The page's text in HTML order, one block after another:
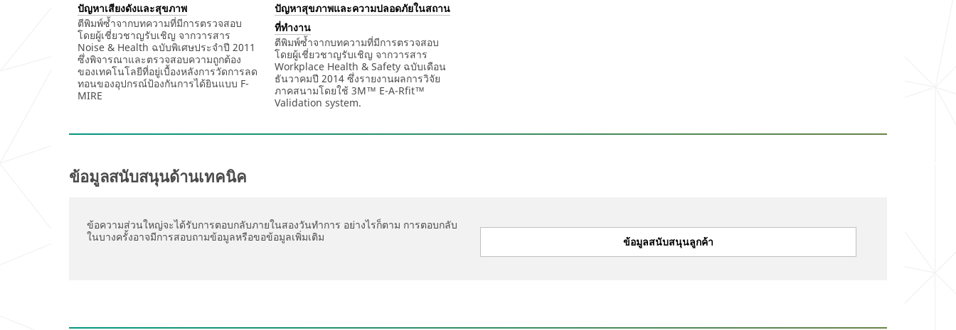
ปัญหาเสียงดังและสุขภาพ
ตีพิมพ์ซ้ำจากบทความที่มีการตรวจสอบ
โดยผู้เชี่ยวชาญรับเชิญ จากวารสาร
Noise & Health ฉบับพิเศษประจำปี 2011
ซึ่งพิจารณาและตรวจสอบความถูกต้อง
ของเทคโนโลยีที่อยู่เบื้องหลังการวัดการลด
ทอนของอุปกรณ์ป้องกันการได้ยินแบบ F-
MIRE
ปัญหาสุขภาพและความปลอดภัยในสถาน
ที่ทำงาน
ตีพิมพ์ซ้ำจากบทความที่มีการตรวจสอบ
โดยผู้เชี่ยวชาญรับเชิญ จากวารสาร
Workplace Health & Safety ฉบับเดือน
ธันวาคมปี 2014 ซึ่งรายงานผลการวิจัย
ภาคสนามโดยใช้ 3M™ E-A-Rfit™
Validation system.
ข้อมูลสนับสนุนด้านเทคนิค
ข้อความส่วนใหญ่จะได้รับการตอบกลับภายในสองวันทำการ อย่างไรก็ตาม การตอบกลับ
ในบางครั้งอาจมีการสอบถามข้อมูลหรือขอข้อมูลเพิ่มเติม
ข้อมูลสนับสนุนลูกค้า